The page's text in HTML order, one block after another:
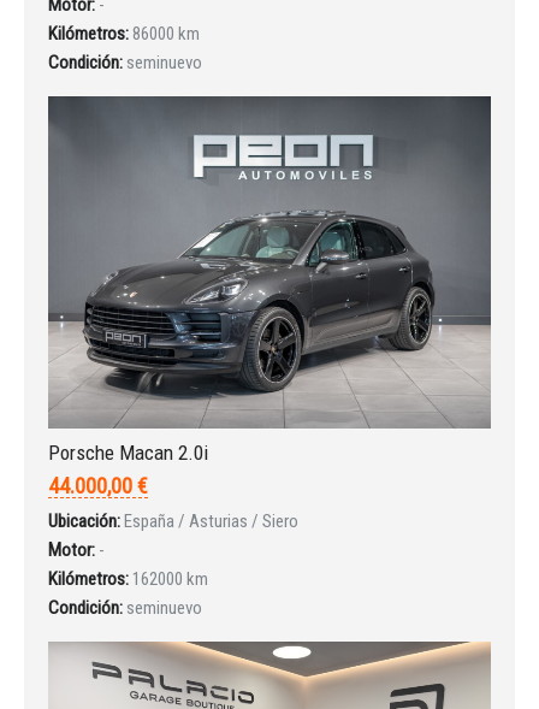
¿Ha olvidado la contraseña?
Motor: -
Kilómetros: 86000 km
Condición: seminuevo
Porsche Macan 2.0i
44.000,00 €
Ubicación:España / Asturias / Siero
Motor: -
Kilómetros: 162000 km
Condición: seminuevo